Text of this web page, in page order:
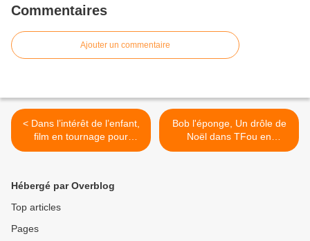
Commentaires
Ajouter un commentaire
< Dans l’intérêt de l’enfant,
film en tournage pour
France 2
Bob l'éponge, Un drôle de
Noël dans TFou en
décembre sur TF1 >
Hébergé par Overblog
Top articles
Pages